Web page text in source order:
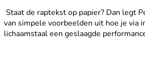
Staat de raptekst op papier? Dan legt
van simpele voorbeelden uit hoe je via
lichaamstaal een geslaagde